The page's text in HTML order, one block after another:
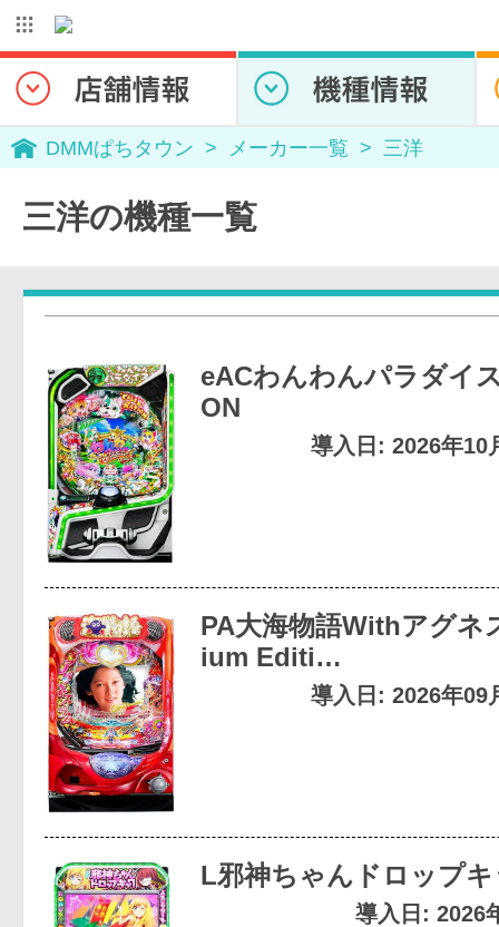
DMMぱちタウン メーカー一覧 三洋
三洋の機種一覧
eACわんわんパラダイ
ON
導入日: 2026年10
PA大海物語Withアグネ
ium Editi…
導入日: 2026年09
L邪神ちゃんドロップ
導入日: 2026